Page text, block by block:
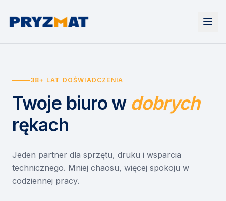
Urządzenia
Drukarki i urządzenia wielofunkcyjne
Etykiety i identyfikacja
Skanery i obieg dokumentów
Monitory interaktywne
Niszczarki dokumentów
Wynajem drukarek
Wynajem urządzeń biurowych
Asystent druku
EZD RP
Misja szkoła
Serwis
O nas
Kontakt
38+ LAT DOŚWIADCZENIA
Twoje biuro w dobrych
rękach
Jeden partner dla sprzętu, druku i wsparcia
technicznego. Mniej chaosu, więcej spokoju w
codziennej pracy.